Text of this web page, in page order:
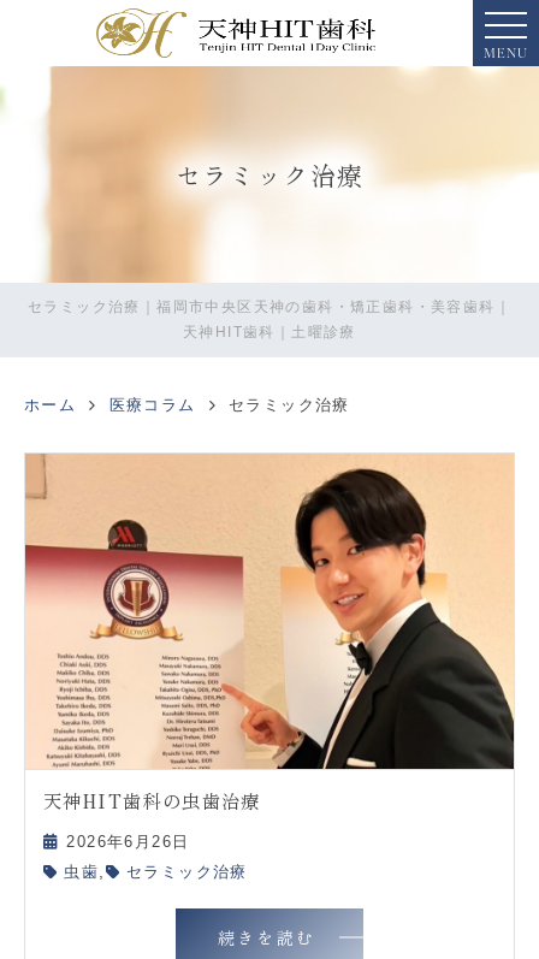
MENU
セラミック治療
セラミック治療｜福岡市中央区天神の歯科・矯正歯科・美容歯科｜
天神HIT歯科｜土曜診療
ホーム 医療コラム セラミック治療
天神HIT歯科の虫歯治療
2026年6月26日
虫歯
セラミック治療
続きを読む